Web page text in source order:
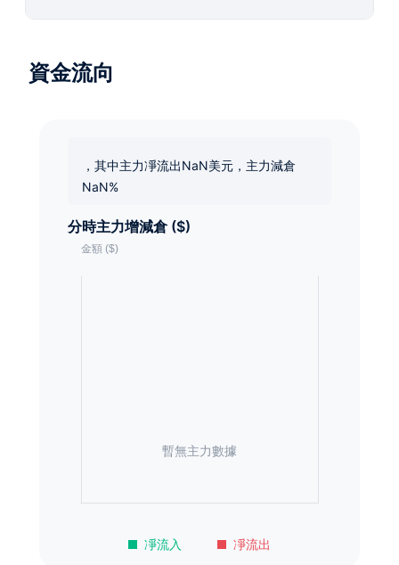
資金流向
，其中主力凈流出NaN美元，主力減倉
NaN%
分時主力增減倉 ($)
凈流入 凈流出
暫無主力數據